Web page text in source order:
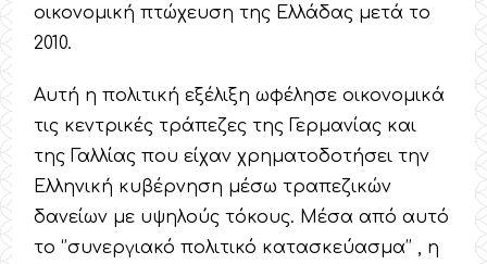
οικονομική πτώχευση της Ελλάδας μετά το
2010.
Αυτή η πολιτική εξέλιξη ωφέλησε οικονομικά
τις κεντρικές τράπεζες της Γερμανίας και
της Γαλλίας που είχαν χρηματοδοτήσει την
Ελληνική κυβέρνηση μέσω τραπεζικών
δανείων με υψηλούς τόκους. Μέσα από αυτό
το ‘’συνεργιακό πολιτικό κατασκεύασμα’’ , η